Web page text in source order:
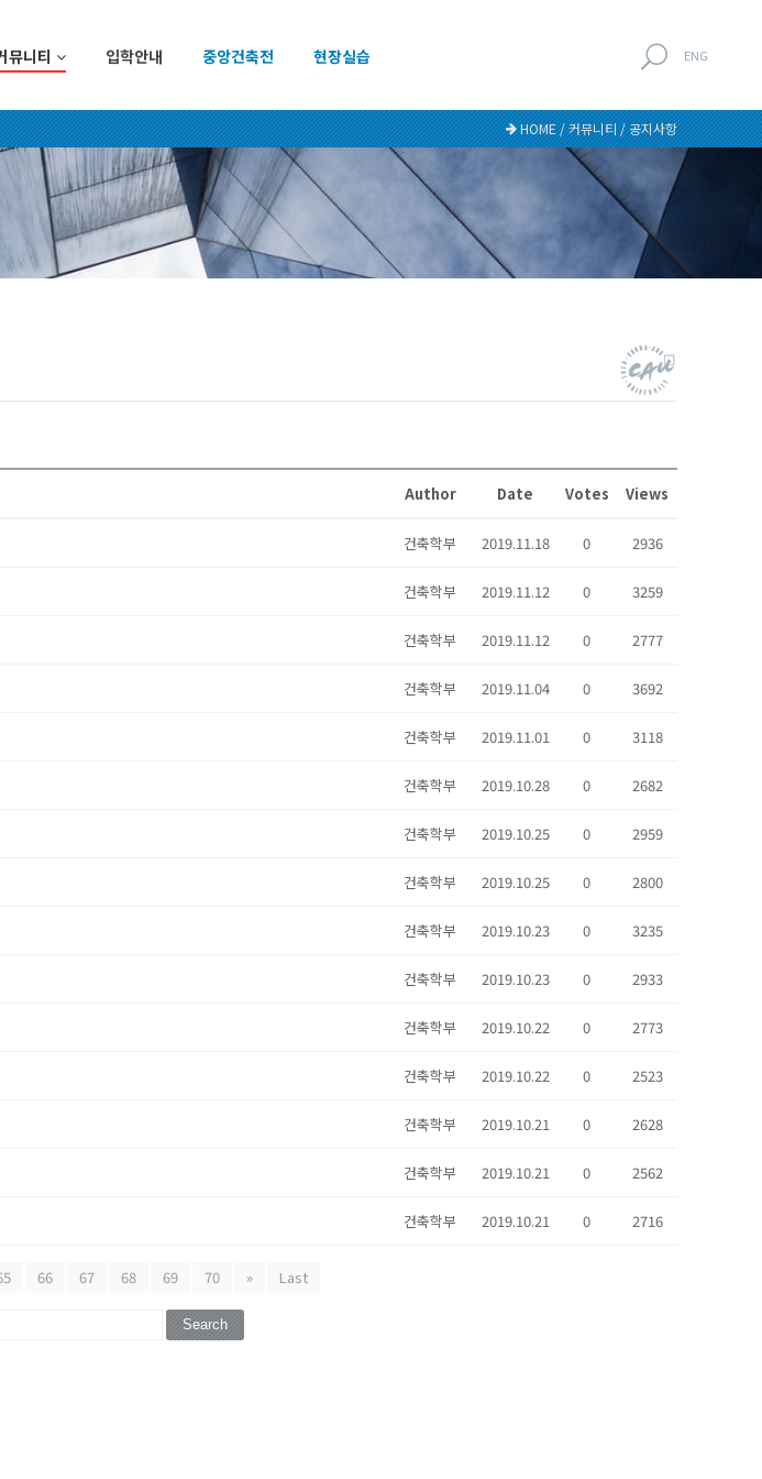
뮤니티 입학안내 중앙건축전 현장실습 ENG
HOME / 커뮤니티 / 공지사항
Author Date Votes Views
건축학부 2019.11.18 0 2936
건축학부 2019.11.12 0 3259
건축학부 2019.11.12 0 2777
건축학부 2019.11.04 0 3692
건축학부 2019.11.01 0 3118
건축학부 2019.10.28 0 2682
건축학부 2019.10.25 0 2959
건축학부 2019.10.25 0 2800
건축학부 2019.10.23 0 3235
건축학부 2019.10.23 0 2933
건축학부 2019.10.22 0 2773
건축학부 2019.10.22 0 2523
건축학부 2019.10.21 0 2628
건축학부 2019.10.21 0 2562
건축학부 2019.10.21 0 2716
66 67 68 69 70 » Last
Search